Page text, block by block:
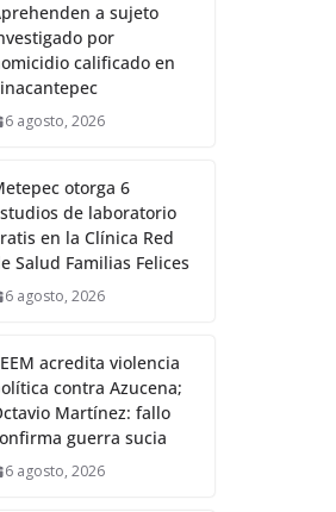
a sujeto
por
calificado en
6 agosto, 2026
otorga 6
de laboratorio
en la Clínica Red
Salud Familias Felices
6 agosto, 2026
acredita violencia
contra Azucena;
Martínez: fallo
guerra sucia
6 agosto, 2026